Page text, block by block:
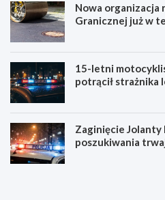
Nowa organizacja
Granicznej już w
15-letni
potrącił strażnika
Zaginięcie
poszukiwania
C
N